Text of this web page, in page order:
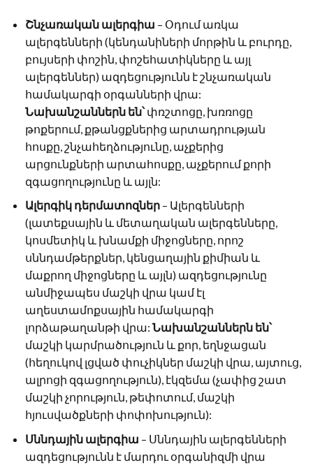
Շնչառական ալերգիա – Օդում առկա
ալերգենների (կենդանիների մորթին և բուրդը,
բույսերի փոշին, փոշեհատիկները և այլ
ալերգեններ) ազդեցությունն է շնչառական
համակարգի օրգանների վրա:
Նախանշաններն են՝փռշտոցը, խռռոցը
թոքերում, քթանցքներից արտադրության
հոսքը, շնչահեղձությունը, աչքերից
արցունքների արտահոսքը, աչքերում քորի
զգացողությունը և այլն:
Ալերգիկ դերմատոզներ – Ալերգենների
(լատեքսային և մետաղական ալերգենները,
կոսմետիկ և խնամքի միջոցները, որոշ
սննդամթերքներ, կենցաղային քիմիան և
մաքրող միջոցները և այլն) ազդեցությունը
անմիջապես մաշկի վրա կամ էլ
աղեստամոքսային համակարգի
լորձաթաղանթի վրա: Նախանշաններն են՝
մաշկի կարմրածություն և քոր, եղնջացան
(հեղուկով լցված փուչիկներ մաշկի վրա, այտուց,
ալրոցի զգացողություն), էկզեմա (չափից շատ
մաշկի չորություն, թեփոտում, մաշկի
հյուսվածքների փոփոխություն):
Սննդային ալերգիա – Սննդային ալերգենների
ազդեցությունն է մարդու օրգանիզմի վրա